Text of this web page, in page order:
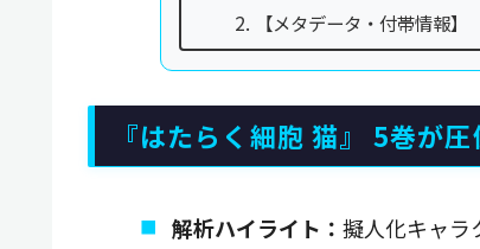
【メタデータ・付帯情報】
『はたらく細胞 猫』 5巻が
解析ハイライト： 擬人化キャラ